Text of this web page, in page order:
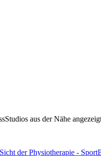
aus der Nähe